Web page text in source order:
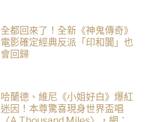
全都回來了！全新《神鬼傳奇》
電影確定經典反派「印和闐」也
會回歸
哈蘭德、維尼《小姐好白》爆紅
迷因！本尊驚喜現身世界盃唱